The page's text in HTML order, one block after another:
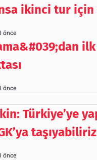
ikinci tur için
önce
önce
Türkiye’ye
taşıyabiliriz
önce